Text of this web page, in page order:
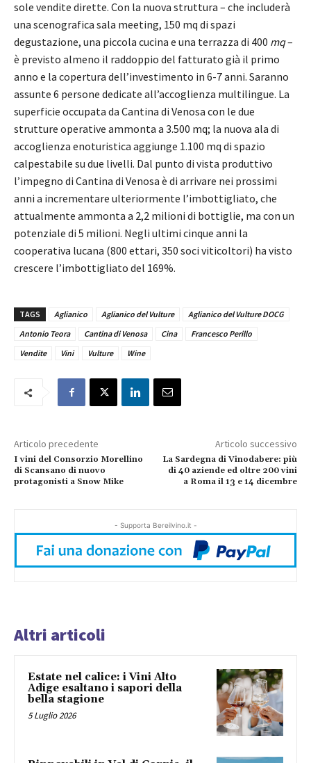
sole vendite dirette. Con la nuova struttura – che includerà
una scenografica sala meeting, 150 mq di spazi
degustazione, una piccola cucina e una terrazza di 400 mq–
è previsto almeno il raddoppio del fatturato già il primo
anno e la copertura dell’investimento in 6-7 anni. Saranno
assunte 6 persone dedicate all’accoglienza multilingue. La
superficie occupata da Cantina di Venosa con le due
strutture operative ammonta a 3.500 mq; la nuova ala di
accoglienza enoturistica aggiunge 1.100 mq di spazio
calpestabile su due livelli. Dal punto di vista produttivo
l’impegno di Cantina di Venosa è di arrivare nei prossimi
anni a incrementare ulteriormente l’imbottigliato, che
attualmente ammonta a 2,2 milioni di bottiglie, ma con un
potenziale di 5 milioni. Negli ultimi cinque anni la
cooperativa lucana (800 ettari, 350 soci viticoltori) ha visto
crescere l’imbottigliato del 169%.
TAGS Aglianico Aglianico del Vulture
Aglianico del Vulture DOCG
Antonio Teora
Cantina di Venosa Cina
Francesco Perillo
Vendite
Vini Vulture Wine
Articolo precedente
I vini del Consorzio Morellino
di Scansano di nuovo
protagonisti a Snow Mike
Articolo successivo
La Sardegna di Vinodabere: più
di 40 aziende ed oltre 200 vini
a Roma il 13 e 14 dicembre
- Supporta Bereilvino.it -
Altri articoli
Estate nel calice: i Vini Alto
Adige esaltano i sapori della
bella stagione
5 Luglio 2026